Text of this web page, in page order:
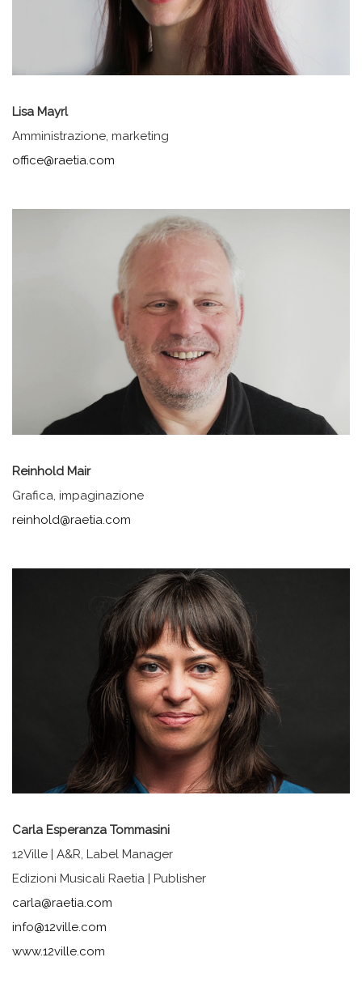
Lisa Mayrl
Amministrazione, marketing
office@raetia.com
Reinhold Mair
Grafica, impaginazione
reinhold@raetia.com
Carla Esperanza Tommasini
12Ville | A&R, Label Manager
Edizioni Musicali Raetia |
Publisher
carla@raetia.com
info@12ville.com
www.12ville.com